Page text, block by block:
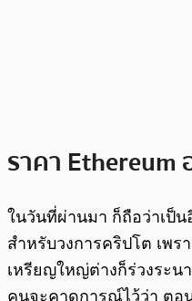
ราคา Ethereum
ในวันที่ผ่านมา ก็ถือว่าเป็น
สำหรับวงการคริปโต เพร
เหรียญใหญ่ต่างก็ร่วงระน
คนจะคาดการณ์ไว้ว่า ตอ